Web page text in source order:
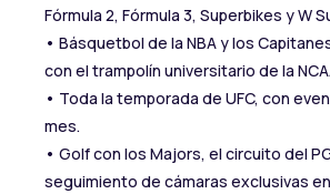
Fórmula 2, Fórmula 3, Superbikes y W
• Básquetbol de la NBA y los
con el trampolín universitario de la
• Toda la temporada de UFC, con
mes.
• Golf con los Majors, el circuito del
seguimiento de cámaras exclusivas